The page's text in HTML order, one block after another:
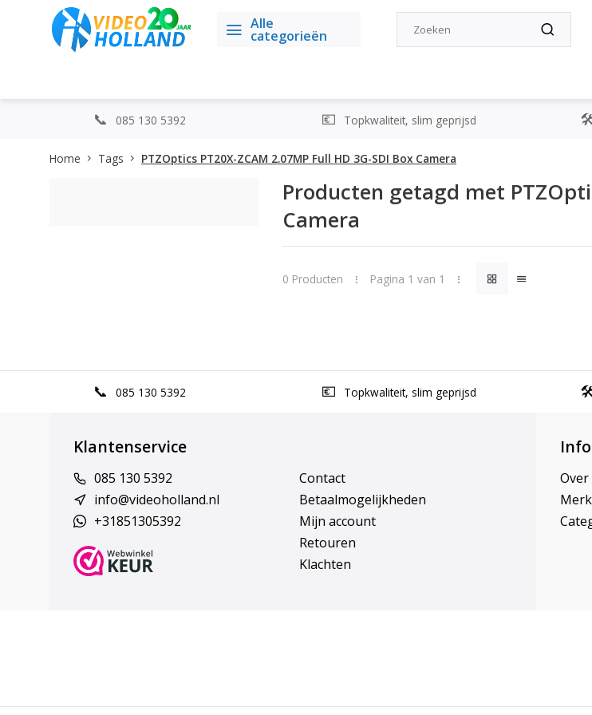
Alle
categorieën
085 130 5392 Topkwaliteit, slim geprijsd
Home Tags PTZOptics PT20X-ZCAM 2.07MP Full HD 3G-SDI Box Camera
Producten getagd met
Camera
0 Producten Pagina 1 van 1
085 130 5392 Topkwaliteit, slim geprijsd
Klantenservice
085 130 5392
info@videoholland.nl
+31851305392
Contact
Betaalmogelijkheden
Mijn account
Retouren
Klachten
Over